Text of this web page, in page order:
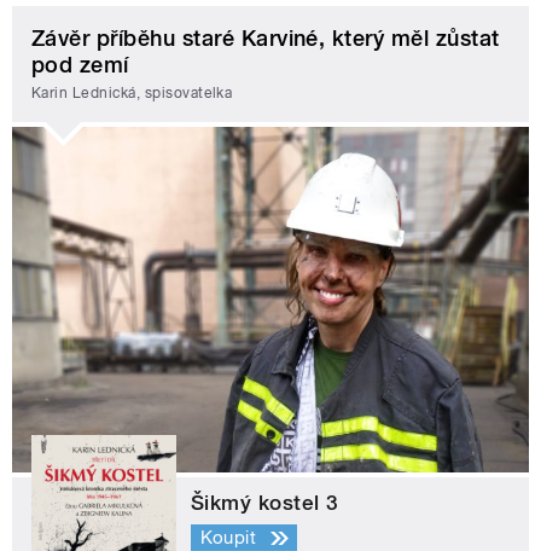
Závěr příběhu staré Karviné, který měl zůstat
pod zemí
Karin Lednická, spisovatelka
Šikmý kostel 3
Koupit